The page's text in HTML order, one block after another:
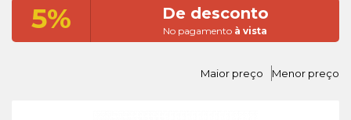
5% De desconto
No pagamento à vista
Maior preço Menor preço